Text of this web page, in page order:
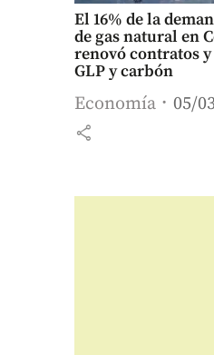
El 16% de la
de gas natural en
renovó contratos
GLP y carbón
Economía 05/
share